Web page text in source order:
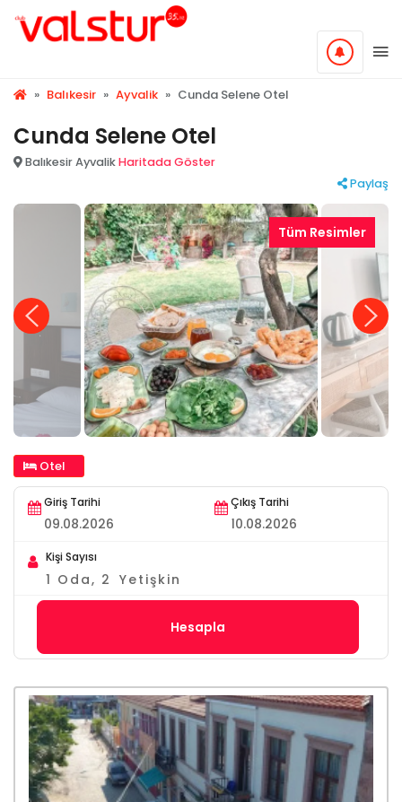
» Balıkesir » Ayvalik » Cunda Selene Otel
Cunda Selene Otel
Balıkesir AyvalikHaritada Göster
Paylaş
Tüm Resimler
Otel
Giriş Tarihi Çıkış Tarihi
Kişi Sayısı
1 Oda, 2 Yetişkin
Hesapla